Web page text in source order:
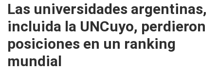
Las universidades argentinas,
incluida la UNCuyo, perdieron
posiciones en un ranking
mundial